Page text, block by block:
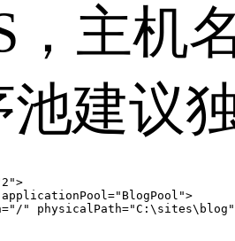
，主机
池建议
"